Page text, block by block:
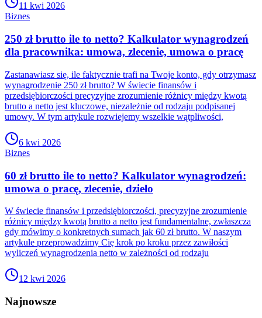
11 kwi 2026
Biznes
250 zł brutto ile to netto? Kalkulator wynagrodzeń
dla pracownika: umowa, zlecenie, umowa o pracę
Zastanawiasz się, ile faktycznie trafi na Twoje konto, gdy otrzymasz
wynagrodzenie 250 zł brutto? W świecie finansów i
przedsiębiorczości precyzyjne zrozumienie różnicy między kwotą
brutto a netto jest kluczowe, niezależnie od rodzaju podpisanej
umowy. W tym artykule rozwiejemy wszelkie wątpliwości,
6 kwi 2026
Biznes
60 zł brutto ile to netto? Kalkulator wynagrodzeń:
umowa o pracę, zlecenie, dzieło
W świecie finansów i przedsiębiorczości, precyzyjne zrozumienie
różnicy między kwotą brutto a netto jest fundamentalne, zwłaszcza
gdy mówimy o konkretnych sumach jak 60 zł brutto. W naszym
artykule przeprowadzimy Cię krok po kroku przez zawiłości
wyliczeń wynagrodzenia netto w zależności od rodzaju
12 kwi 2026
Najnowsze